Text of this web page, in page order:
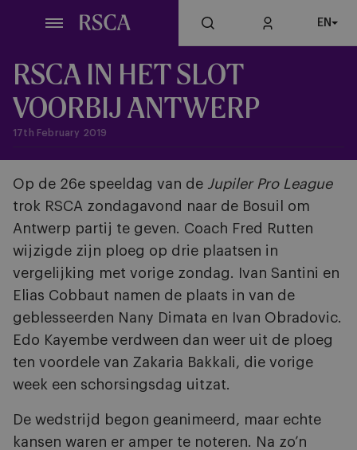
content
EN
RSCA IN HET SLOT
VOORBIJ ANTWERP
17th February 2019
Op de 26e speeldag van de Jupiler Pro League
trok RSCA zondagavond naar de Bosuil om
Antwerp partij te geven. Coach Fred Rutten
wijzigde zijn ploeg op drie plaatsen in
vergelijking met vorige zondag. Ivan Santini en
Elias Cobbaut namen de plaats in van de
geblesseerden Nany Dimata en Ivan Obradovic.
Edo Kayembe verdween dan weer uit de ploeg
ten voordele van Zakaria Bakkali, die vorige
week een schorsingsdag uitzat.
De wedstrijd begon geanimeerd, maar echte
kansen waren er amper te noteren. Na zo’n